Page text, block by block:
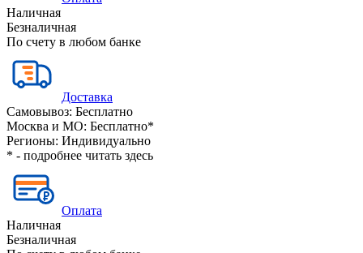
Наличная
Безналичная
По счету в любом банке
Доставка
Самовывоз: Бесплатно
Москва и МО: Бесплатно*
Регионы: Индивидуально
* - подробнее читать здесь
Оплата
Наличная
Безналичная